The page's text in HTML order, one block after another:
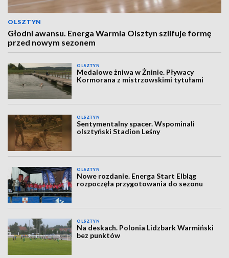
OLSZTYN
Głodni awansu. Energa Warmia Olsztyn szlifuje formę
przed nowym sezonem
OLSZTYN
Medalowe żniwa w Żninie. Pływacy
Kormorana z mistrzowskimi tytułami
OLSZTYN
Sentymentalny spacer. Wspominali
olsztyński Stadion Leśny
OLSZTYN
Nowe rozdanie. Energa Start Elbląg
rozpoczęła przygotowania do sezonu
OLSZTYN
Na deskach. Polonia Lidzbark Warmiński
bez punktów